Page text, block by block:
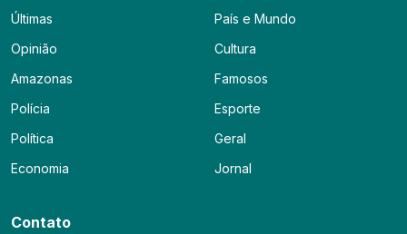
Últimas
Opinião
Amazonas
Polícia
Política
Economia
País e Mundo
Cultura
Famosos
Esporte
Geral
Jornal
Contato